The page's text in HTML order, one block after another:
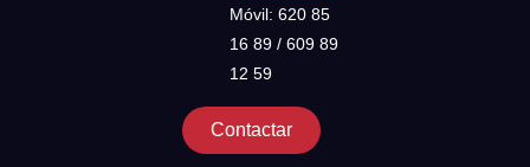
Móvil: 620 85
16 89 / 609 89
12 59
Contactar